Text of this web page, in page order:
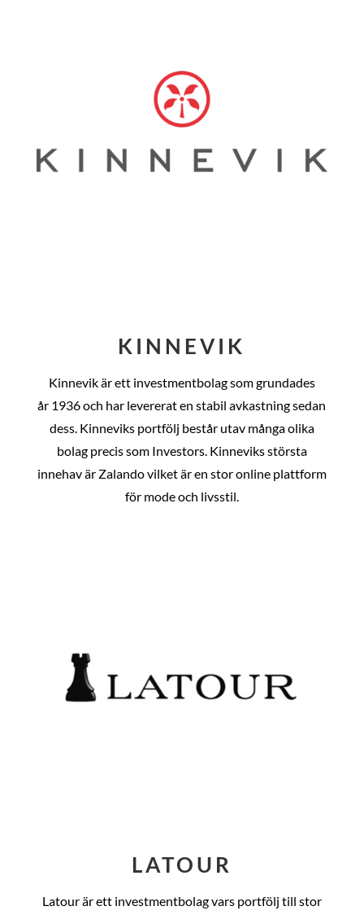
KINNEVIK
Kinnevik är ett investmentbolag som grundades
år 1936 och har levererat en stabil avkastning sedan
dess. Kinneviks portfölj består utav många olika
bolag precis som Investors. Kinneviks största
innehav är Zalando vilket är en stor online plattform
för mode och livsstil.
LATOUR
Latour är ett investmentbolag vars portfölj till stor